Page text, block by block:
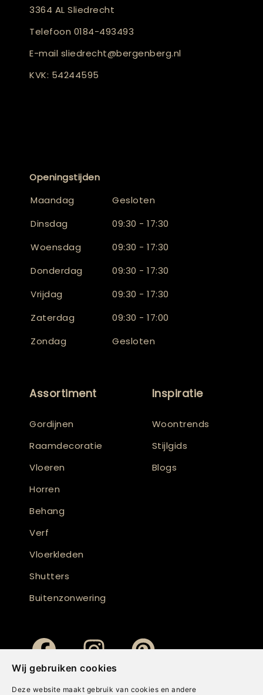
Wij gebruiken cookies
Deze website maakt gebruik van cookies en andere
3364 AL Sliedrecht
Telefoon 0184-493493
E-mail sliedrecht@bergenberg.nl
KVK: 54244595
Openingstijden
Maandag
Gesloten
Dinsdag
09:30 - 17:30
Woensdag
09:30 - 17:30
Donderdag
09:30 - 17:30
Vrijdag
09:30 - 17:30
Zaterdag
09:30 - 17:00
Zondag
Gesloten
Assortiment
Gordijnen
Raamdecoratie
Vloeren
Horren
Behang
Verf
Vloerkleden
Shutters
Buitenzonwering
Inspiratie
Woontrends
Stijlgids
Blogs